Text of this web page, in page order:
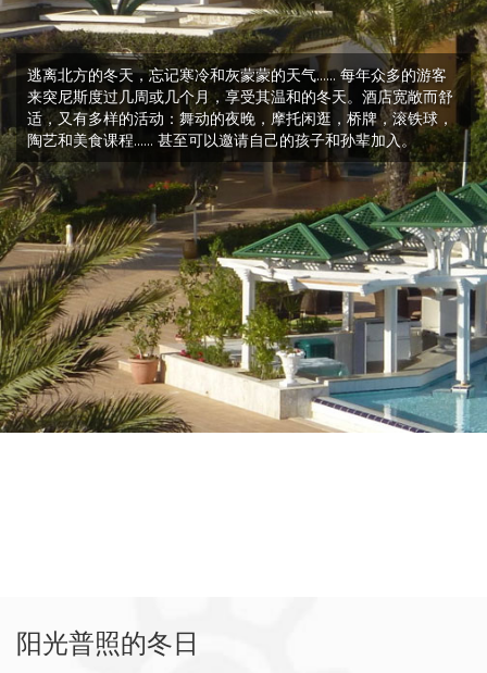
逃离北方的冬天，忘记寒冷和灰蒙蒙的天气...... 每年众多的游客
来突尼斯度过几周或几个月，享受其温和的冬天。酒店宽敞而舒
适，又有多样的活动：舞动的夜晚，摩托闲逛，桥牌，滚铁球，
陶艺和美食课程...... 甚至可以邀请自己的孩子和孙辈加入。
阳光普照的冬日